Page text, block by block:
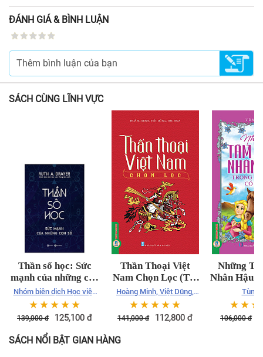
ĐÁNH GIÁ & BÌNH LUẬN
SÁCH CÙNG LĨNH VỰC
Thần số học: Sức
mạnh của những con
số
Nhóm biên dịch Học viện
Phong Sơn
☆☆☆☆☆
139,000đ 125,100 đ
Thần Thoại Việt
Nam Chọn Lọc (Tái
bản)
Hoàng Minh, Việt Dũng,
Thu Nga
☆☆☆☆☆
141,000đ 112,800 đ
Những
Nhân Hậu
GiớiTùng
☆☆☆
106,000đ
SÁCH NỔI BẬT GIAN HÀNG